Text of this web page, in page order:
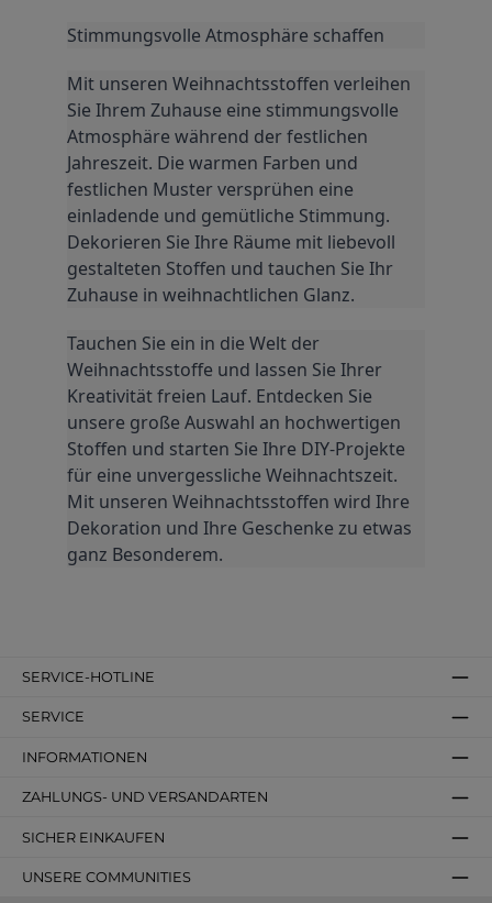
Stimmungsvolle Atmosphäre schaffen
Mit unseren Weihnachtsstoffen verleihen
Sie Ihrem Zuhause eine stimmungsvolle
Atmosphäre während der festlichen
Jahreszeit. Die warmen Farben und
festlichen Muster versprühen eine
einladende und gemütliche Stimmung.
Dekorieren Sie Ihre Räume mit liebevoll
gestalteten Stoffen und tauchen Sie Ihr
Zuhause in weihnachtlichen Glanz.
Tauchen Sie ein in die Welt der
Weihnachtsstoffe und lassen Sie Ihrer
Kreativität freien Lauf. Entdecken Sie
unsere große Auswahl an hochwertigen
Stoffen und starten Sie Ihre DIY-Projekte
für eine unvergessliche Weihnachtszeit.
Mit unseren Weihnachtsstoffen wird Ihre
Dekoration und Ihre Geschenke zu etwas
ganz Besonderem.
SERVICE-HOTLINE
SERVICE
INFORMATIONEN
ZAHLUNGS- UND VERSANDARTEN
SICHER EINKAUFEN
UNSERE COMMUNITIES